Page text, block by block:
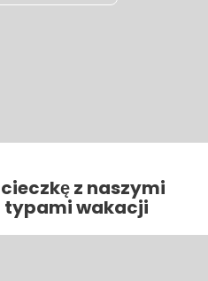
z naszymi
typami wakacji